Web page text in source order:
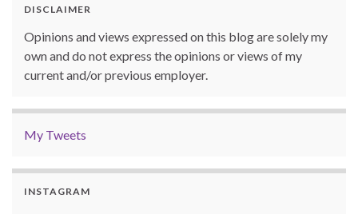
DISCLAIMER
Opinions and views expressed on this blog are solely my
own and do not express the opinions or views of my
current and/or previous employer.
My Tweets
INSTAGRAM